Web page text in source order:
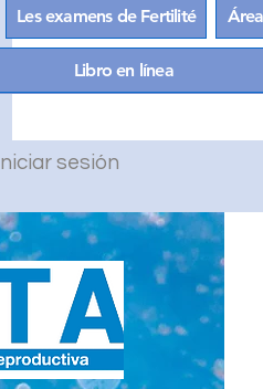
Les examens de Fertilité
Libro en línea
Iniciar sesión